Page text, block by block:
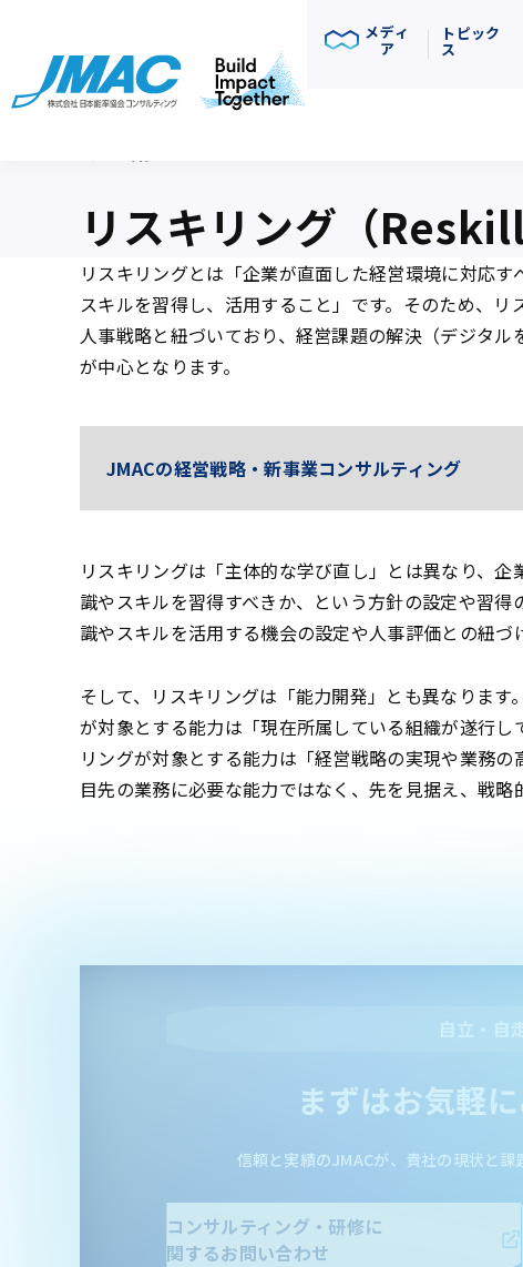
メディ
ア
トピック
ス
リスキリング（
リスキリングとは「企業が直面した経営環境に対応
スキルを習得し、活用すること」です。そのため、
人事戦略と紐づいており、経営課題の解決（デジタ
が中心となります。
JMACの経営戦略・新事業コンサルティング
リスキリングは「主体的な学び直し」とは異なり、
識やスキルを習得すべきか、という方針の設定や習
識やスキルを活用する機会の設定や人事評価との紐づ
そして、リスキリングは「能力開発」とも異なりま
が対象とする能力は「現在所属している組織が遂行
リングが対象とする能力は「経営戦略の実現や業務
目先の業務に必要な能力ではなく、先を見据え、戦略
まずはお気軽
自立・自
信頼と実績のJMACが、貴社の現状と課
コンサルティング・研修に
関するお問い合わせ